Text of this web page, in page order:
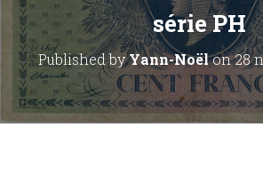
série PH
Published byYann-Noëlon28